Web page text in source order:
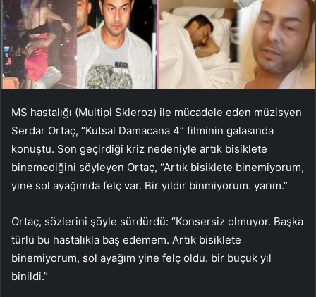
MS hastalığı (Multipl Skleroz) ile mücadele eden müzisyen
Serdar Ortaç, “Kutsal Damacana 4” filminin galasında
konuştu. Son geçirdiği kriz nedeniyle artık bisiklete
binemediğini söyleyen Ortaç, “Artık bisiklete binemiyorum,
yine sol ayağımda felç var. Bir yıldır binmiyorum. yarım.”
Ortaç, sözlerini şöyle sürdürdü: “Konsersiz olmuyor. Başka
türlü bu hastalıkla baş edemem. Artık bisiklete
binemiyorum, sol ayağım yine felç oldu. bir buçuk yıl
binildi.”